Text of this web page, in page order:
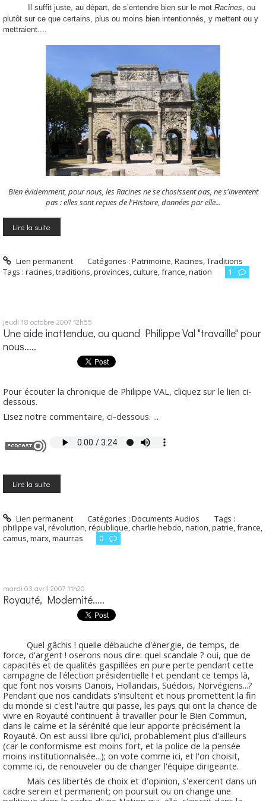
Il suffit juste, au départ, de s’entendre bien sur le mot Racines, ou
plutôt sur ce que certains, plus ou moins bien intentionnés, y mettent ou y
mettraient....
Bien évidemment, pour nous, les Racines ne se chosissent pas, ne s'inventent
pas : elles sont reçues de l'Histoire, données par elle...
Lire la suite
Lien permanent Catégories :Patrimoine, Racines, Traditions
Tags : racines,traditions,provinces,culture,france,nation 1
jeudi 18 octobre 200712h55
Une aide inattendue, ou quand Philippe Val "travaille" pour
nous.....
Pour écouter la chronique de Philippe VAL, cliquez sur le lien ci-
dessous.
Lisez notre commentaire, ci-dessous. ...
Lire la suite
Lien permanent Catégories :Documents Audios
Tags :
philippe val,révolution,république,charlie hebdo,nation,patrie,france,
camus,marx,maurras 0
mardi 03 avril 200711h20
Royauté, Modernité.....
Quel gâchis ! quelle débauche d'énergie, de temps, de
force, d'argent ! oserons nous dire: quel scandale ? oui, que de
capacités et de qualités gaspillées en pure perte pendant cette
campagne de l'élection présidentielle ! et pendant ce temps là,
que font nos voisins Danois, Hollandais, Suédois, Norvégiens...?
Pendant que nos candidats s'insultent et nous promettent la fin
du monde si c'est l'autre qui passe, les pays qui ont la chance de
vivre en Royauté continuent à travailler pour le Bien Commun,
dans le calme et la sérénité que leur apporte précisément la
Royauté. On est aussi libre qu'ici, probablement plus d'ailleurs
(car le conformisme est moins fort, et la police de la pensée
moins institutionnalisée...); on vote comme ici, et l'on choisit,
comme ici, de renouveler ou de changer l'équipe dirigeante.
Mais ces libertés de choix et d'opinion, s'exercent dans un
cadre serein et permanent; on poursuit ou on change une